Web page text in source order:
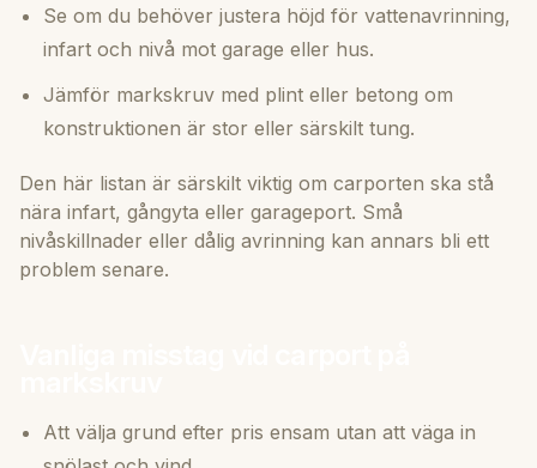
Se om du behöver justera höjd för vattenavrinning,
infart och nivå mot garage eller hus.
Jämför markskruv med plint eller betong om
konstruktionen är stor eller särskilt tung.
Den här listan är särskilt viktig om carporten ska stå
nära infart, gångyta eller garageport. Små
nivåskillnader eller dålig avrinning kan annars bli ett
problem senare.
Att välja grund efter pris ensam utan att väga in